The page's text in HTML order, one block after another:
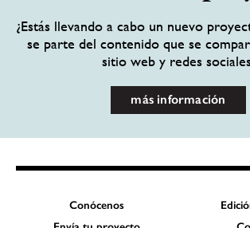
¿Estás llevando a cabo un nuevo
se parte del contenido que se
sitio web y redes
más información
Conócenos